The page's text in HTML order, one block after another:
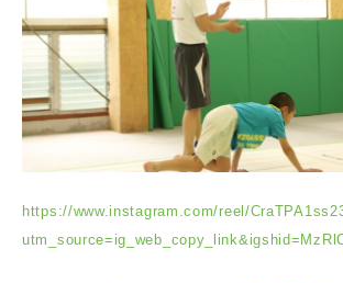
https://www.instagram.com/reel/